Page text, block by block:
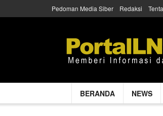
Pedoman Media Siber Redaksi
BERANDA NEWS